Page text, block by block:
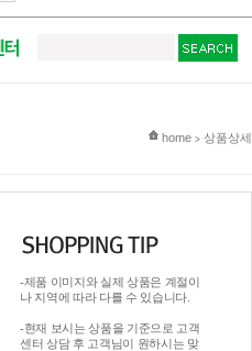
현재 위치
home > 상품상세
-제품 이미지와 실제 상품은 계절이
나 지역에 따라 다를 수 있습니다.
-현재 보시는 상품을 기준으로 고객
센터 상담 후 고객님이 원하시는 맞